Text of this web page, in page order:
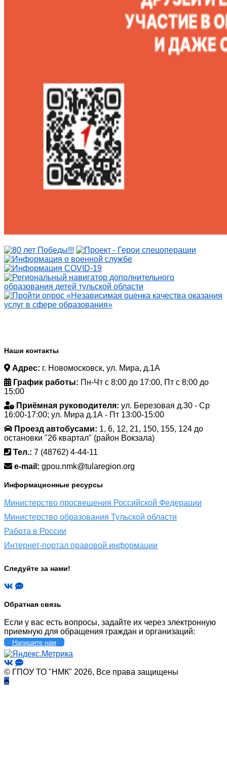
Наши контакты
Адрес: г. Новомосковск, ул. Мира, д.1А
График работы: Пн-Чт с 8:00 до 17:00, Пт с 8:00 до
15:00
Приёмная руководителя: ул. Березовая д.30 - Ср
16:00-17:00; ул. Мира д.1А - Пт 13:00-15:00
Проезд автобусами: 1, 6, 12, 21, 150, 155, 124 до
остановки "26 квартал" (район Вокзала)
Тел.: 7 (48762) 4-44-11
e-mail: gpou.nmk@tularegion.org
Информационные ресурсы
Министерство просвещения Российской Федерации
Министерство образования Тульской области
Работа в России
Интернет-портал правовой информации
Следуйте за нами!
Обратная связь
Если у вас есть вопросы, задайте их через электронную
приемную для обращения граждан и организаций:
Напишите нам
© ГПОУ ТО "НМК" 2026, Все права защищены